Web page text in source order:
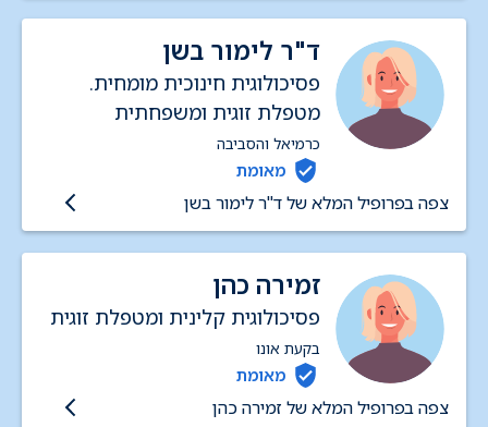
ד"ר לימור בשן
פסיכולוגית חינוכית מומחית.
מטפלת זוגית ומשפחתית
כרמיאל והסביבה
מאומת
צפה בפרופיל המלא של ד"ר לימור בשן
זמירה כהן
פסיכולוגית קלינית ומטפלת זוגית
בקעת אונו
מאומת
צפה בפרופיל המלא של זמירה כהן